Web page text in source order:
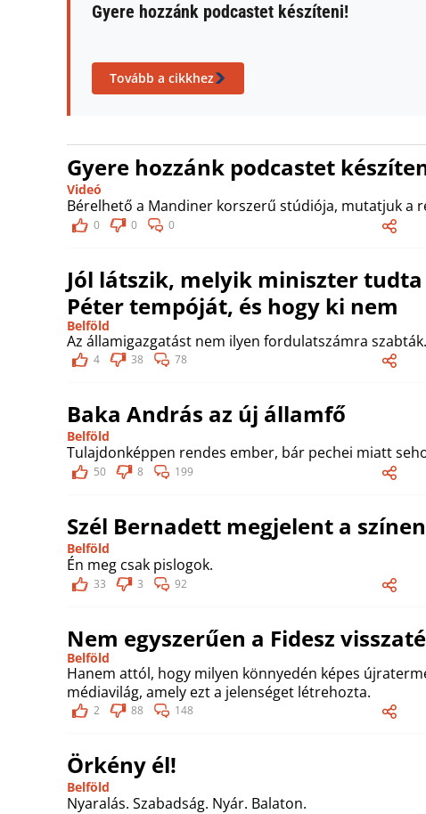
Gyere hozzánk podcastet készíteni!
Tovább a cikkhez
Gyere hozzánk podcastet
Videó
Bérelhető a Mandiner korszerű stúdiója, mutatjuk a
0 0 0
Jól látszik, melyik miniszter
Péter tempóját, és hogy ki nem
Belföld
Az államigazgatást nem ilyen fordulatszámra szabták.
4 38 78
Baka András az új államfő
Belföld
Tulajdonképpen rendes ember, bár pechei miatt
50 8 199
Szél Bernadett megjelent a színen
Belföld
Én meg csak pislogok.
33 3 92
Nem egyszerűen a Fidesz
Belföld
Hanem attól, hogy milyen könnyedén képes
médiavilág, amely ezt a jelenséget létrehozta.
2 88 148
Örkény él!
Belföld
Nyaralás. Szabadság. Nyár. Balaton.